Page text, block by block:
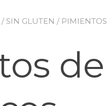
/ SIN GLUTEN / PIMIENTOS
de